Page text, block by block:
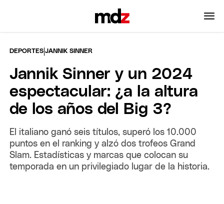
DEPORTES |JANNIK SINNER
Jannik Sinner y un 2024
espectacular: ¿a la altura
de los años del Big 3?
El italiano ganó seis títulos, superó los 10.000
puntos en el ranking y alzó dos trofeos Grand
Slam. Estadísticas y marcas que colocan su
temporada en un privilegiado lugar de la historia.